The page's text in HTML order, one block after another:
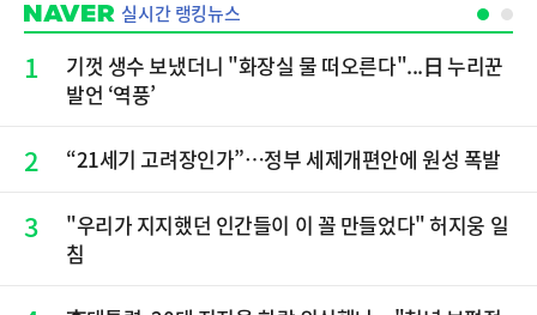
실시간 랭킹뉴스
1
기껏 생수 보냈더니 "화장실 물 떠오른다"...日 누리꾼
발언 ‘역풍’
2 “21세기 고려장인가”…정부 세제개편안에 원성 폭발
3
"우리가 지지했던 인간들이 이 꼴 만들었다" 허지웅 일
침